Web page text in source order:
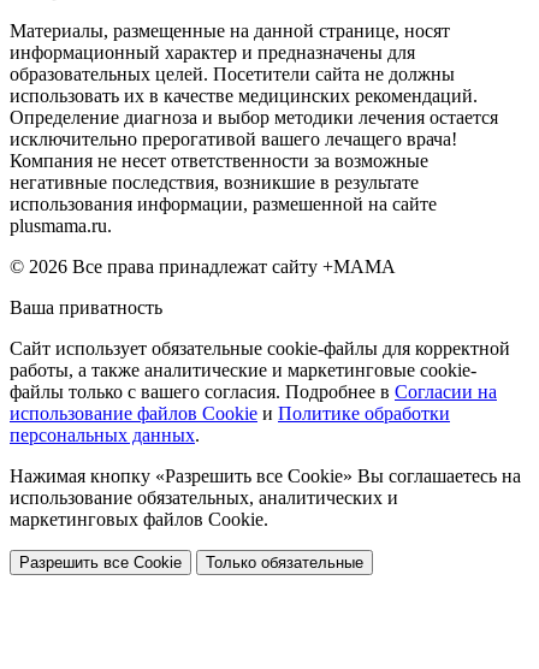
Материалы, размещенные на данной странице, носят
информационный характер и предназначены для
образовательных целей. Посетители сайта не должны
использовать их в качестве медицинских рекомендаций.
Определение диагноза и выбор методики лечения остается
исключительно прерогативой вашего лечащего врача!
Компания не несет ответственности за возможные
негативные последствия, возникшие в результате
использования информации, размешенной на сайте
plusmama.ru.
© 2026 Все права принадлежат сайту +МАМА
Ваша приватность
Сайт использует обязательные cookie-файлы для корректной
работы, а также аналитические и маркетинговые cookie-
файлы только с вашего согласия. Подробнее в Согласии на
использование файлов Cookie и Политике обработки
персональных данных.
Нажимая кнопку «Разрешить все Cookie» Вы соглашаетесь на
использование обязательных, аналитических и
маркетинговых файлов Cookie.
Разрешить все Cookie Только обязательные